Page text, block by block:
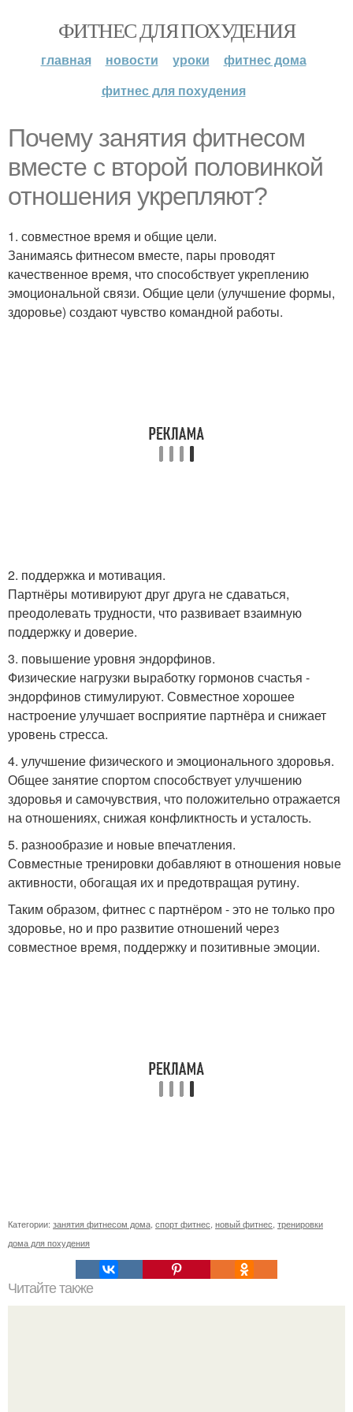
ФИТНЕС ДЛЯ ПОХУДЕНИЯ
главная новости уроки
фитнес дома
фитнес для похудения
Почему занятия фитнесом
вместе с второй половинкой
отношения укрепляют?
1. совместное время и общие цели.
Занимаясь фитнесом вместе, пары проводят
качественное время, что способствует укреплению
эмоциональной связи. Общие цели (улучшение формы,
здоровье) создают чувство командной работы.
2. поддержка и мотивация.
Партнёры мотивируют друг друга не сдаваться,
преодолевать трудности, что развивает взаимную
поддержку и доверие.
3. повышение уровня эндорфинов.
Физические нагрузки выработку гормонов счастья -
эндорфинов стимулируют. Совместное хорошее
настроение улучшает восприятие партнёра и снижает
уровень стресса.
4. улучшение физического и эмоционального здоровья.
Общее занятие спортом способствует улучшению
здоровья и самочувствия, что положительно отражается
на отношениях, снижая конфликтность и усталость.
5. разнообразие и новые впечатления.
Совместные тренировки добавляют в отношения новые
активности, обогащая их и предотвращая рутину.
Таким образом, фитнес с партнёром - это не только про
здоровье, но и про развитие отношений через
совместное время, поддержку и позитивные эмоции.
Категории: занятия фитнесом дома спорт фитнес новый фитнес тренировки
дома для похудения
Читайте также